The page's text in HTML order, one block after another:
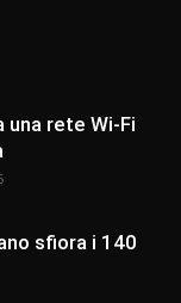
una rete Wi-Fi
sfiora i 140